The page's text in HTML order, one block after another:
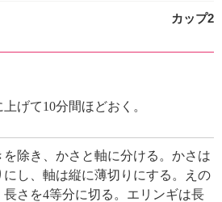
カップ2
げて10分間ほどおく。
を除き、かさと軸に分ける。かさは
にし、軸は縦に薄切りにする。えの
長さを4等分に切る。エリンギは長